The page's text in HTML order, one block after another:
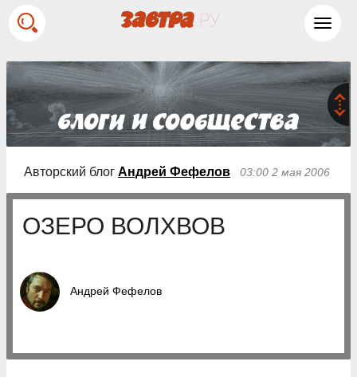
Авторский блог Андрей Фефелов 03:00 2 мая 2006
ОЗЕРО ВОЛХВОВ
Андрей Фефелов